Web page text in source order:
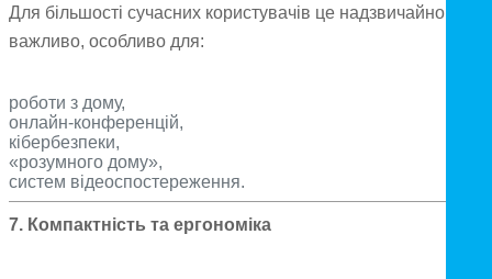
Для більшості сучасних користувачів це надзвичайно
важливо, особливо для:
роботи з дому,
онлайн-конференцій,
кібербезпеки,
«розумного дому»,
систем відеоспостереження.
7. Компактність та ергономіка